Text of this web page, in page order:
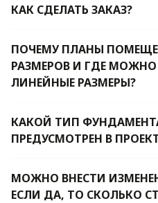
КАК СДЕЛАТЬ ЗАКАЗ?
ПОЧЕМУ ПЛАНЫ
РАЗМЕРОВ И ГДЕ
ЛИНЕЙНЫЕ РАЗМЕРЫ?
КАКОЙ ТИП
ПРЕДУСМОТРЕН В
МОЖНО ВНЕСТИ
ЕСЛИ ДА, ТО СКОЛЬКО